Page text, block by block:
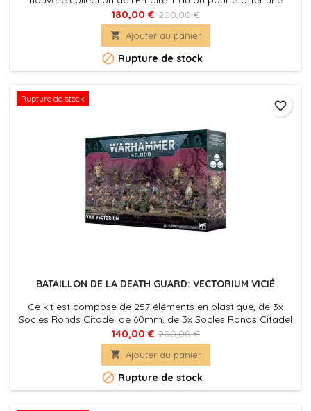
armée existante que vous pourrez ensuite déchaîner dans
les parties de Warhammer 40,000, en faisant des
économies par rapport à un achat des kits au détail. Menée
par le Commandant Farsight en personne, l'intégralité de
cette force est...
180,00 € 200,00 €
 Ajouter au panier
 Rupture de stock
Rupture de stock
BATAILLON DE LA DEATH GUARD: VECTORIUM VICIÉ
Ce kit est composé de 257 éléments en plastique, de 3x
Socles Ronds Citadel de 60mm, de 3x Socles Ronds Citadel
de 40mm, de 4x Socles Ronds à Trou Citadel de 40mm et
de 20x Socles Ronds Citadel de 25mm. Ces figurines sont
fournies non peintes et nécessitent assemblage
140,00 € 200,00 €
 Ajouter au panier
 Rupture de stock
favorite_border